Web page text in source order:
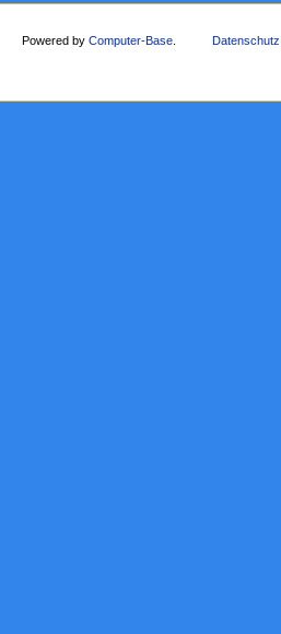
Powered byComputer-Base Datenschutz